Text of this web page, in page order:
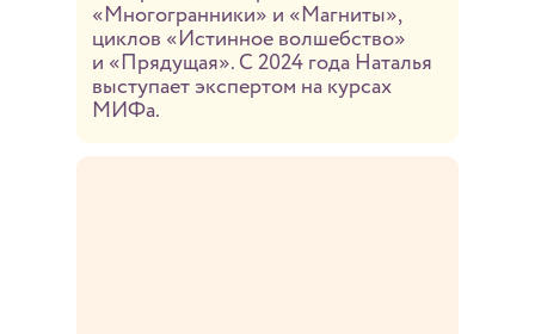
«Многогранники» и «Магниты»,
циклов «Истинное волшебство»
и «Прядущая». С 2024 года Наталья
выступает экспертом на курсах
МИФа.